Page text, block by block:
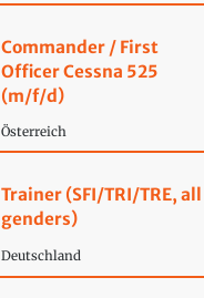
Commander / First
Officer Cessna 525
(m/f/d)
Österreich
Trainer (SFI/TRI/TRE, all
genders)
Deutschland